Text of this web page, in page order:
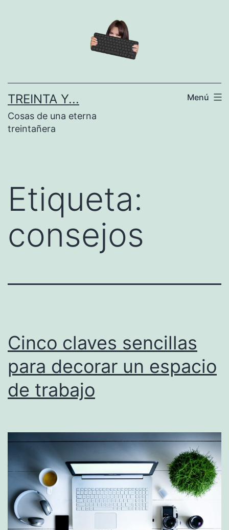
TREINTA Y...
Cosas de una eterna
treintañera
Menú
Etiqueta:
consejos
Cinco claves sencillas
para decorar un espacio
de trabajo